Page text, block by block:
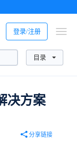
登录/注册
目录
决方案
分享链接